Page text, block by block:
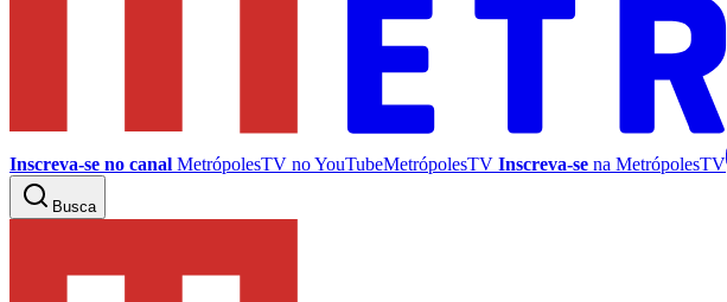
Inscreva-se no canal MetrópolesTV noYouTubeMetrópolesTV Inscreva-se na MetrópolesTV
Busca